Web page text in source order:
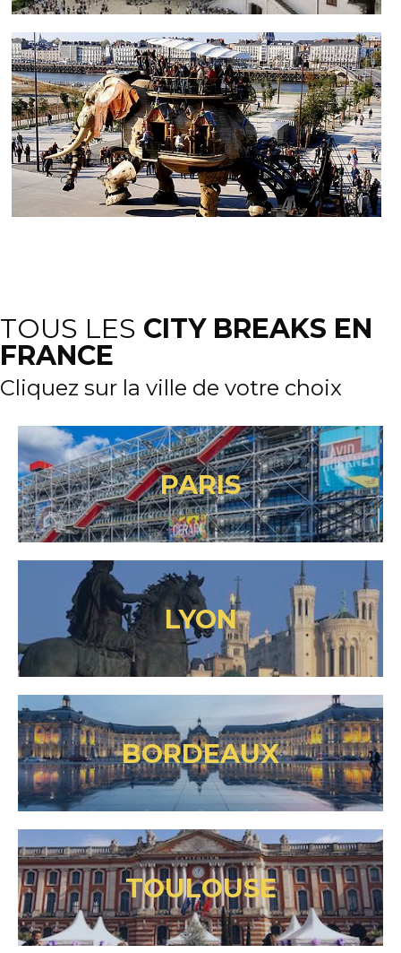
TOUS LES CITY BREAKS EN
FRANCE
Cliquez sur la ville de votre choix
PARIS
LYON
BORDEAUX
TOULOUSE